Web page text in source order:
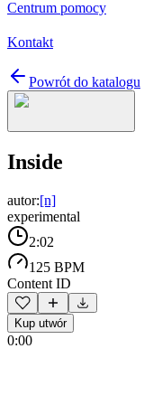
Centrum pomocy
Kontakt
Powrót do katalogu
Inside
autor:[n]
experimental
2:02
125 BPM
Content ID
Kup utwór
0:00